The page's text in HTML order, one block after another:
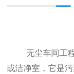
无尘车间工程
或洁净室，它是